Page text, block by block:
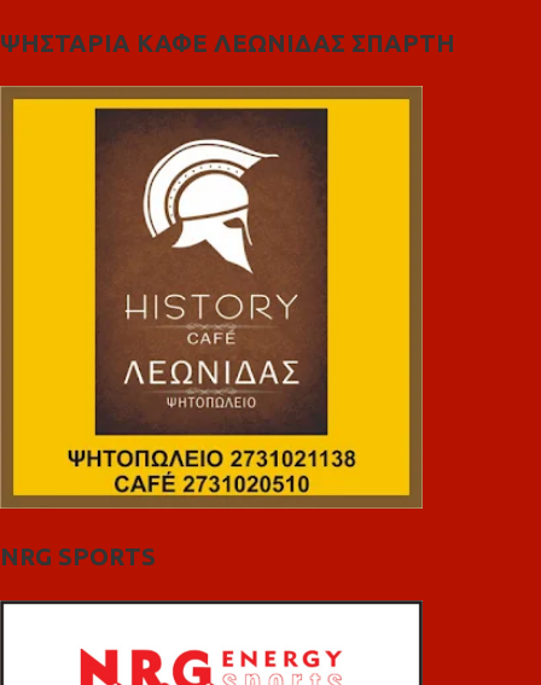
ΨΗΣΤΑΡΙΑ ΚΑΦΕ ΛΕΩΝΙΔΑΣ ΣΠΑΡΤΗ
NRG SPORTS